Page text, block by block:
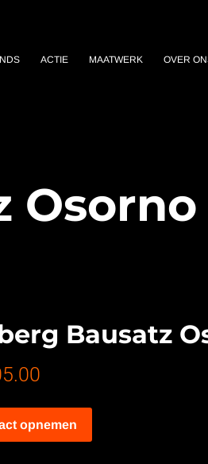
ACTIE MAATWERK OVER
Osorno
Bausatz
opnemen